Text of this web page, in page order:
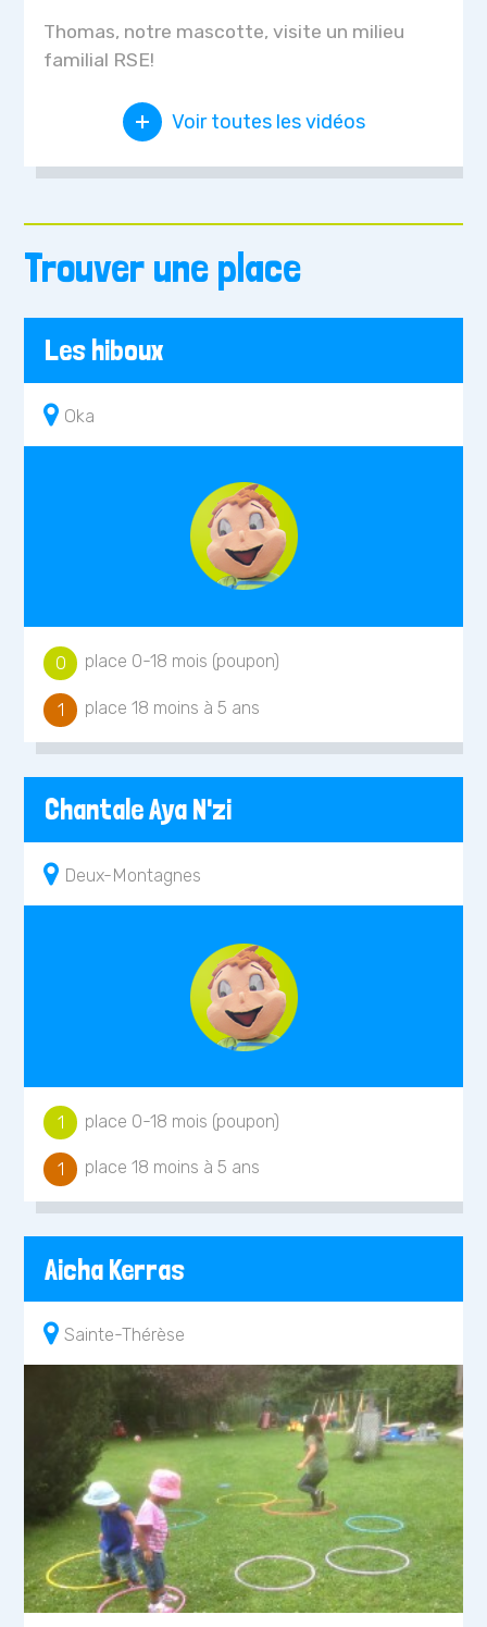
Thomas, notre mascotte, visite un milieu
familial RSE!
Voir toutes les vidéos
Trouver une place
Les hiboux
Oka
0 place 0-18 mois (poupon)
1 place 18 moins à 5 ans
Chantale Aya N'zi
Deux-Montagnes
1 place 0-18 mois (poupon)
1 place 18 moins à 5 ans
Aicha Kerras
Sainte-Thérèse